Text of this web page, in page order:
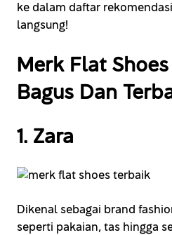
ke dalam daftar
langsung!
Merk Flat
Bagus Dan
1. Zara
Dikenal sebagai brand
seperti pakaian, tas hingga